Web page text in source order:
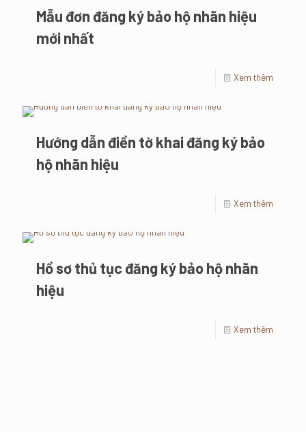
Mẫu đơn đăng ký bảo hộ nhãn hiệu
mới nhất
Xem thêm
Hướng dẫn điền tờ khai đăng ký bảo
hộ nhãn hiệu
Xem thêm
Hồ sơ thủ tục đăng ký bảo hộ nhãn
hiệu
Xem thêm